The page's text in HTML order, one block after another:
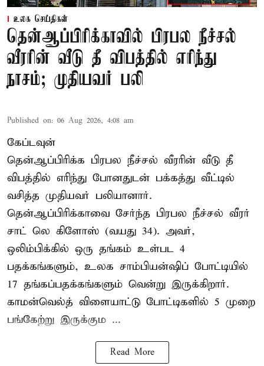
உலக செய்திகள்
தென்ஆப்பிரிக்காவில் பிரபல நீச்சல்
வீரரின் வீடு தீ விபத்தில் எரிந்து
நாசம்; முதியவர் பலி
Published on: 06 Aug 2026, 4:08 am
கேப்டவுன்
தென்ஆப்பிரிக்க பிரபல நீச்சல் வீரரின் வீடு தீ
விபத்தில் எரிந்து போனதுடன் பக்கத்து வீட்டில்
வசித்த முதியவர் பலியானார்.
தென்ஆப்பிரிக்காவை சேர்ந்த பிரபல நீச்சல் வீரர்
சாட் லெ கிளோஸ் (வயது 34). அவர்,
ஒலிம்பிக்கில் ஒரு தங்கம் உள்பட 4
பதக்கங்களும், உலக சாம்பியன்ஷிப் போட்டியில்
17 தங்கப்பதக்கங்களும் வென்று இருக்கிறார்.
காமன்வெல்த் விளையாட்டு போட்டிகளில் 5 முறை
பங்கேற்று இருக்கும ...
Read More